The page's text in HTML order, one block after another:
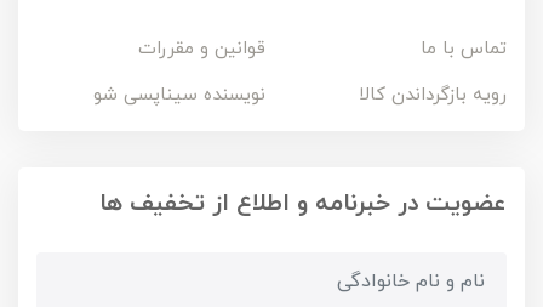
تماس با ما
قوانین و مقررات
رویه بازگرداندن کالا
نویسنده سیناپسی شو
عضویت در خبرنامه و اطلاع از تخفیف ها